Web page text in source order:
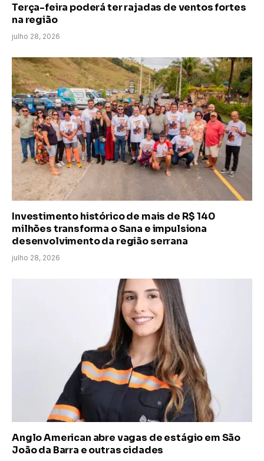
Terça-feira poderá ter rajadas de ventos fortes
na região
julho 28, 2026
Investimento histórico de mais de R$ 140
milhões transforma o Sana e impulsiona
desenvolvimento da região serrana
julho 28, 2026
Anglo American abre vagas de estágio em São
João da Barra e outras cidades